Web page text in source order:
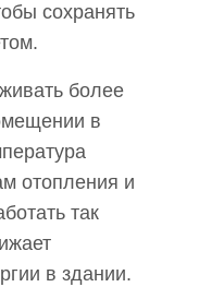
сохранять
более
в
отопления и
так
в здании.